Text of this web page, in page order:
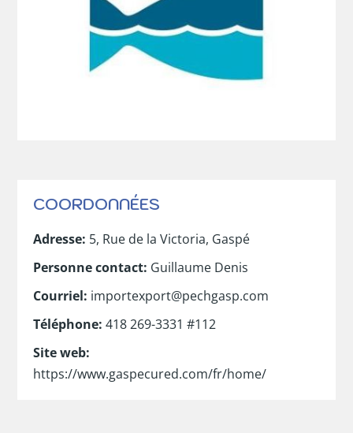
COORDONNÉES
Adresse: 5, Rue de la Victoria, Gaspé
Personne contact: Guillaume Denis
Courriel: importexport@pechgasp.com
Téléphone: 418 269-3331 #112
Site web:
https://www.gaspecured.com/fr/home/